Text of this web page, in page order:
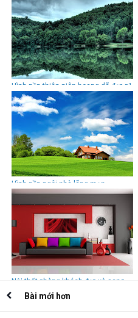
Hình nền thiên niên hoang dã đẹp p1
Hình nền ngôi nhà lãng mạn
Nội thất phòng khách đẹp và sang
Bài mới hơn